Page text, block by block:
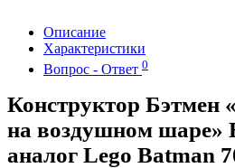
Описание
Характеристики
Вопрос - Ответ 0
Конструктор Бэтмен
на воздушном шаре»
аналог Lego Batman